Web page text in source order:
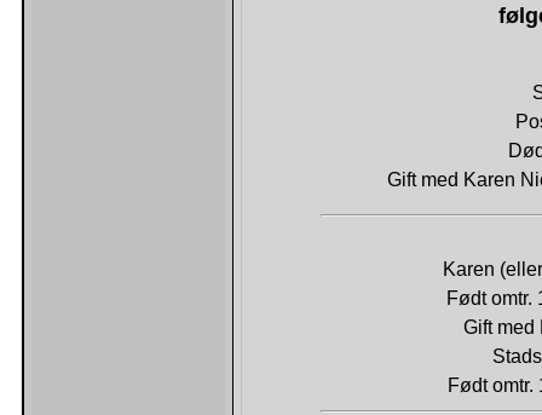
Gift med Karen
Karen
Født omtr.
Gift med
Født omtr.